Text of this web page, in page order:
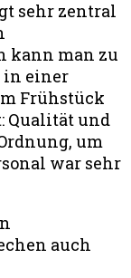
sehr zentral
kann man zu
in einer
Frühstück
Qualität und
um
war sehr
auch